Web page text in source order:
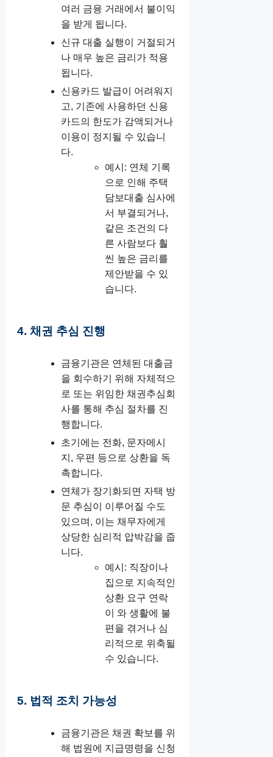
여러 금융 거래에서 불이익
을 받게 됩니다.
신규 대출 실행이 거절되거
나 매우 높은 금리가 적용
됩니다.
신용카드 발급이 어려워지
고, 기존에 사용하던 신용
카드의 한도가 감액되거나
이용이 정지될 수 있습니
다.
예시: 연체 기록
으로 인해 주택
담보대출 심사에
서 부결되거나,
같은 조건의 다
른 사람보다 훨
씬 높은 금리를
제안받을 수 있
습니다.
4. 채권 추심 진행
금융기관은 연체된 대출금
을 회수하기 위해 자체적으
로 또는 위임한 채권추심회
사를 통해 추심 절차를 진
행합니다.
초기에는 전화, 문자메시
지, 우편 등으로 상환을 독
촉합니다.
연체가 장기화되면 자택 방
문 추심이 이루어질 수도
있으며, 이는 채무자에게
상당한 심리적 압박감을 줍
니다.
예시: 직장이나
집으로 지속적인
상환 요구 연락
이 와 생활에 불
편을 겪거나 심
리적으로 위축될
수 있습니다.
5. 법적 조치 가능성
금융기관은 채권 확보를 위
해 법원에 지급명령을 신청